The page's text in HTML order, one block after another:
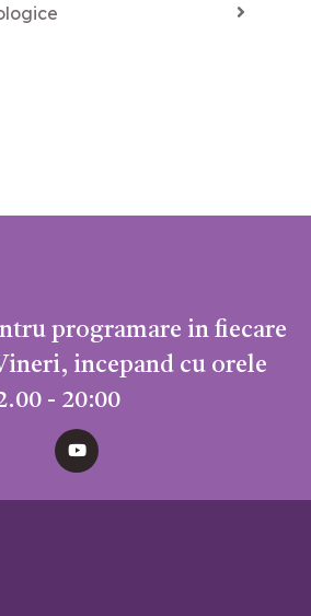
programare in fiecare
incepand cu orele
- 20:00